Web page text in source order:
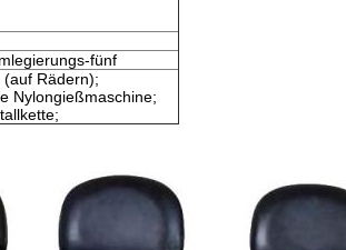
fünf
Rädern);
Nylongießmaschine;